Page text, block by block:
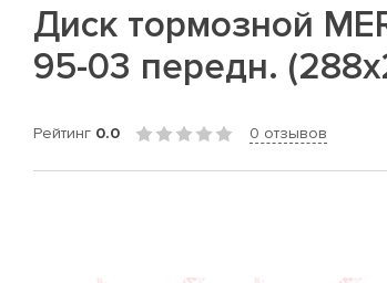
Диск тормозной
95-03 передн.
Рейтинг 0.0 0 отзывов